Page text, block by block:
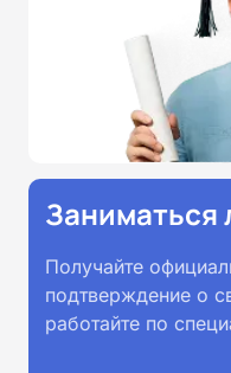
Получайте
подтверждение о
работайте по